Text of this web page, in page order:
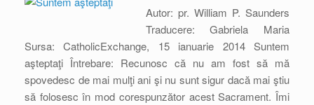
Autor: pr. William P. Saunders
Traducere: Gabriela Maria
Sursa: CatholicExchange, 15 ianuarie 2014 Suntem
aşteptaţi Întrebare: Recunosc că nu am fost să mă
spovedesc de mai mulţi ani şi nu sunt sigur dacă mai ştiu
să folosesc în mod corespunzător acest Sacrament. Îmi